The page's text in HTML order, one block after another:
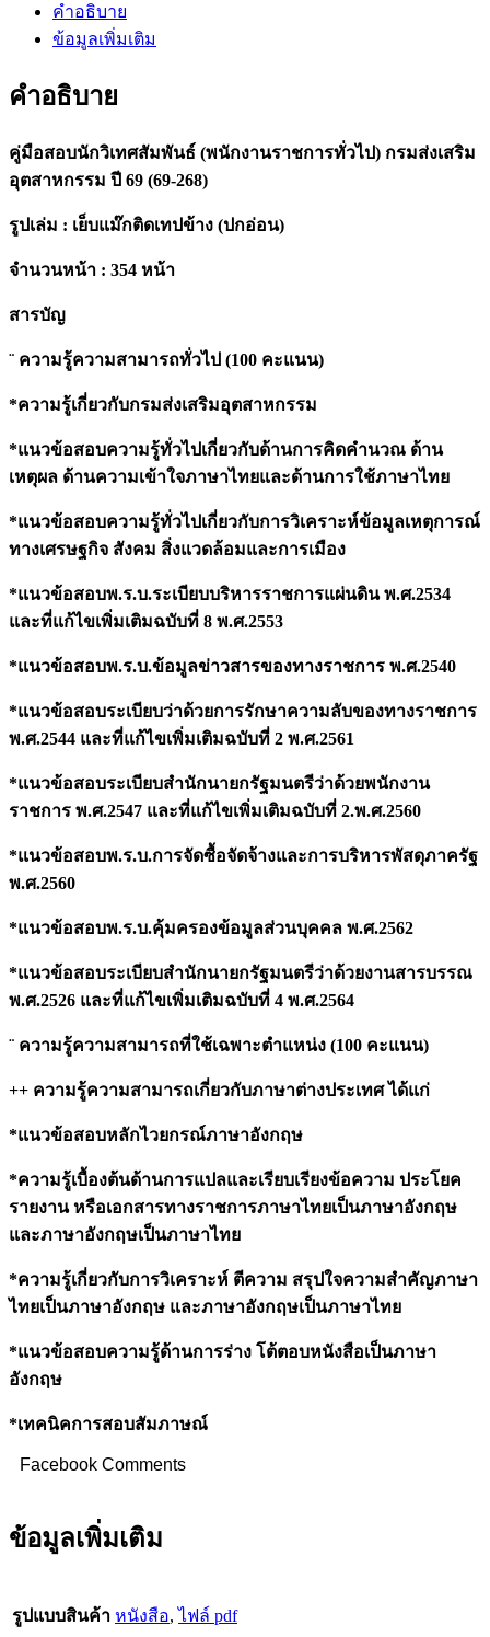
ราชการ
ทั่วไป)
ส่ง
อุตสาหกรรม
ปี
(69-
quantity
คำอธิบาย
ข้อมูลเพิ่มเติม
คำอธิบาย
คู่มือสอบนักวิเทศสัมพันธ์ (พนักงานราชการทั่วไป) กรมส่งเสริม
อุตสาหกรรม ปี 69 (69-268)
รูปเล่ม : เย็บแม๊กติดเทปข้าง (ปกอ่อน)
จำนวนหน้า : 354 หน้า
สารบัญ
¨ ความรู้ความสามารถทั่วไป (100 คะแนน)
*ความรู้เกี่ยวกับกรมส่งเสริมอุตสาหกรรม
*แนวข้อสอบความรู้ทั่วไปเกี่ยวกับด้านการคิดคำนวณ ด้าน
เหตุผล ด้านความเข้าใจภาษาไทยและด้านการใช้ภาษาไทย
*แนวข้อสอบความรู้ทั่วไปเกี่ยวกับการวิเคราะห์ข้อมูลเหตุการณ์
ทางเศรษฐกิจ สังคม สิ่งแวดล้อมและการเมือง
*แนวข้อสอบพ.ร.บ.ระเบียบบริหารราชการแผ่นดิน พ.ศ.2534
และที่แก้ไขเพิ่มเติมฉบับที่ 8 พ.ศ.2553
*แนวข้อสอบพ.ร.บ.ข้อมูลข่าวสารของทางราชการ พ.ศ.2540
*แนวข้อสอบระเบียบว่าด้วยการรักษาความลับของทางราชการ
พ.ศ.2544 และที่แก้ไขเพิ่มเติมฉบับที่ 2 พ.ศ.2561
*แนวข้อสอบระเบียบสำนักนายกรัฐมนตรีว่าด้วยพนักงาน
ราชการ พ.ศ.2547 และที่แก้ไขเพิ่มเติมฉบับที่ 2.พ.ศ.2560
*แนวข้อสอบพ.ร.บ.การจัดซื้อจัดจ้างและการบริหารพัสดุภาครัฐ
พ.ศ.2560
*แนวข้อสอบพ.ร.บ.คุ้มครองข้อมูลส่วนบุคคล พ.ศ.2562
*แนวข้อสอบระเบียบสำนักนายกรัฐมนตรีว่าด้วยงานสารบรรณ
พ.ศ.2526 และที่แก้ไขเพิ่มเติมฉบับที่ 4 พ.ศ.2564
¨ ความรู้ความสามารถที่ใช้เฉพาะตำแหน่ง (100 คะแนน)
++ ความรู้ความสามารถเกี่ยวกับภาษาต่างประเทศ ได้แก่
*แนวข้อสอบหลักไวยกรณ์ภาษาอังกฤษ
*ความรู้เบื้องต้นด้านการแปลและเรียบเรียงข้อความ ประโยค
รายงาน หรือเอกสารทางราชการภาษาไทยเป็นภาษาอังกฤษ
และภาษาอังกฤษเป็นภาษาไทย
*ความรู้เกี่ยวกับการวิเคราะห์ ตีความ สรุปใจความสำคัญภาษา
ไทยเป็นภาษาอังกฤษ และภาษาอังกฤษเป็นภาษาไทย
*แนวข้อสอบความรู้ด้านการร่าง โต้ตอบหนังสือเป็นภาษา
อังกฤษ
*เทคนิคการสอบสัมภาษณ์
Facebook Comments
ข้อมูลเพิ่มเติม
รูปแบบสินค้า หนังสือ,ไฟล์ pdf